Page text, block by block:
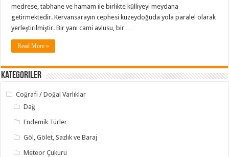
medrese, tabhane ve hamam ile birlikte külliyeyi meydana
getirmektedir. Kervansarayın cephesi kuzeydoğuda yola paralel olarak
yerleştirilmiştir. Bir yanı cami avlusu, bir …
Read More »
Kategoriler
Coğrafi / Doğal Varlıklar
Dağ
Endemik Türler
Göl, Gölet, Sazlık ve Baraj
Meteor Çukuru